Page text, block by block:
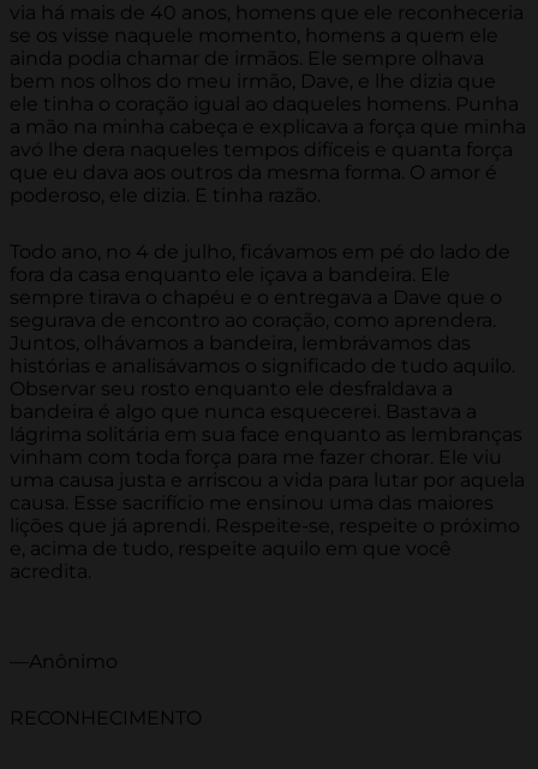
via há mais de 40 anos, homens que ele reconheceria
se os visse naquele momento, homens a quem ele
ainda podia chamar de irmãos. Ele sempre olhava
bem nos olhos do meu irmão, Dave, e lhe dizia que
ele tinha o coração igual ao daqueles homens. Punha
a mão na minha cabeça e explicava a força que minha
avó lhe dera naqueles tempos difíceis e quanta força
que eu dava aos outros da mesma forma. O amor é
poderoso, ele dizia. E tinha razão.
Todo ano, no 4 de julho, ficávamos em pé do lado de
fora da casa enquanto ele içava a bandeira. Ele
sempre tirava o chapéu e o entregava a Dave que o
segurava de encontro ao coração, como aprendera.
Juntos, olhávamos a bandeira, lembrávamos das
histórias e analisávamos o significado de tudo aquilo.
Observar seu rosto enquanto ele desfraldava a
bandeira é algo que nunca esquecerei. Bastava a
lágrima solitária em sua face enquanto as lembranças
vinham com toda força para me fazer chorar. Ele viu
uma causa justa e arriscou a vida para lutar por aquela
causa. Esse sacrifício me ensinou uma das maiores
lições que já aprendi. Respeite-se, respeite o próximo
e, acima de tudo, respeite aquilo em que você
acredita.
—Anônimo
RECONHECIMENTO